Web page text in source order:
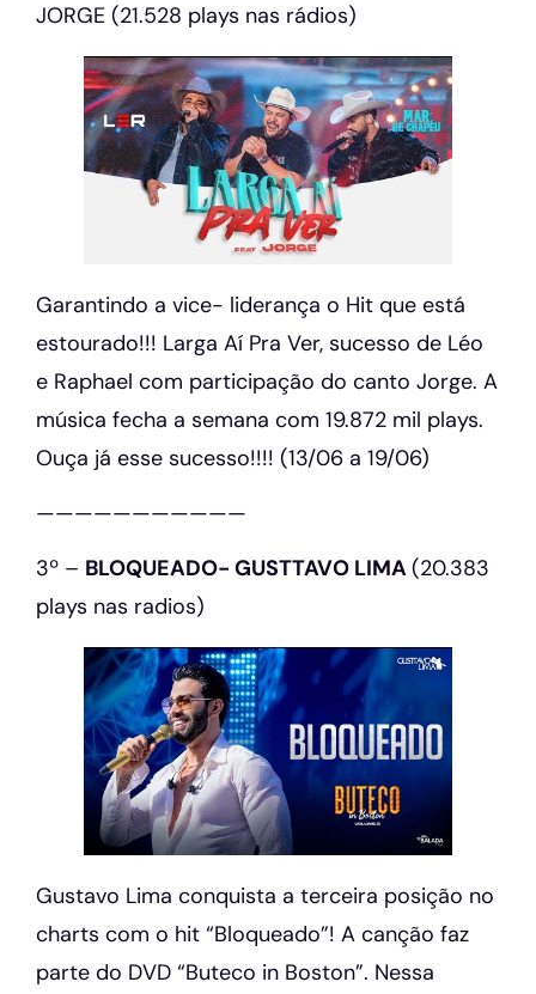
JORGE (21.528 plays nas rádios)
Garantindo a vice- liderança o Hit que está
estourado!!! Larga Aí Pra Ver, sucesso de Léo
e Raphael com participação do canto Jorge. A
música fecha a semana com 19.872 mil plays.
Ouça já esse sucesso!!!! (13/06 a 19/06)
———————————
3º – BLOQUEADO- GUSTTAVO LIMA(20.383
plays nas radios)
Gustavo Lima conquista a terceira posição no
charts com o hit “Bloqueado”! A canção faz
parte do DVD “Buteco in Boston”. Nessa